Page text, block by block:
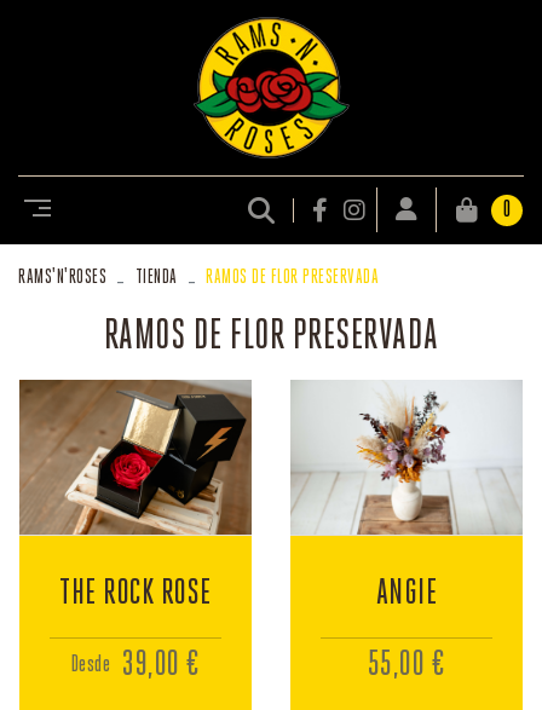
0
RAMS'N' ROSES TIENDA RAMOS DE FLOR PRESERVADA
RAMOS DE FLOR PRESERVADA
THE ROCK ROSE
Desde 39,00 €
ANGIE
55,00 €